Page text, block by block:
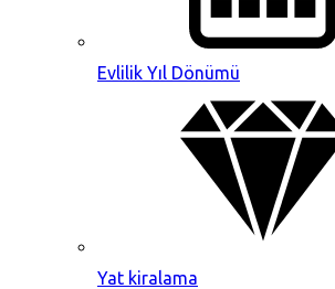
Evlilik Yıl Dönümü
Yat kiralama